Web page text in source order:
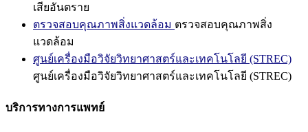
เสียอันตราย
ตรวจสอบคุณภาพสิ่งแวดล้อม ตรวจสอบคุณภาพสิ่ง
แวดล้อม
ศูนย์เครื่องมือวิจัยวิทยาศาสตร์และเทคโนโลยี (STREC)
ศูนย์เครื่องมือวิจัยวิทยาศาสตร์และเทคโนโลยี (STREC)
บริการทางการแพทย์